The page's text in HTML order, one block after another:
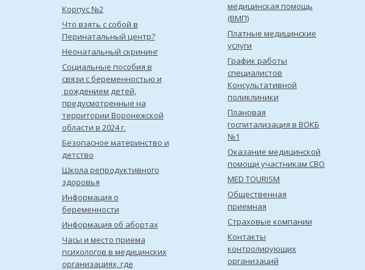
Корпус №2
Что взять с собой в
Перинатальный центр?
Неонатальный скрининг
Социальные пособия в
связи с беременностью и
рождением детей,
предусмотренные на
территории Воронежской
области в 2024 г.
Безопасное материнство и
детство
Школа репродуктивного
здоровья
Информация о
беременности
Информация об абортах
Часы и место приема
психологов в медицинских
организациях, где
медицинская помощь
(ВМП)
Платные медицинские
услуги
График работы
специалистов
Консультативной
поликлиники
Плановая
госпитализация в ВОКБ
№1
Оказание медицинской
помощи участникам СВО
MED TOURISM
Общественная
приемная
Страховые компании
Контакты
контролирующих
организаций